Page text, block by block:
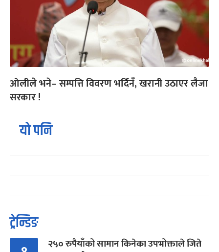
ओलीले भने– सम्पत्ति विवरण भर्दिनँ, खरानी उठाएर लैजा
सरकार !
यो पनि
ट्रेन्डिङ
२५० रुपैयाँको सामान किनेका उपभोक्ताले जिते